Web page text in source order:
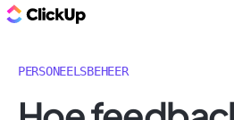
PERSONEELSBEHEER